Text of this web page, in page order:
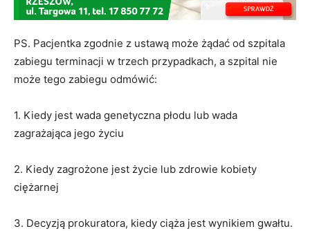
PS. Pacjentka zgodnie z ustawą może żądać od szpitala
zabiegu terminacji w trzech przypadkach, a szpital nie
może tego zabiegu odmówić:
1. Kiedy jest wada genetyczna płodu lub wada
zagrażająca jego życiu
2. Kiedy zagrożone jest życie lub zdrowie kobiety
ciężarnej
3. Decyzją prokuratora, kiedy ciąża jest wynikiem gwałtu.